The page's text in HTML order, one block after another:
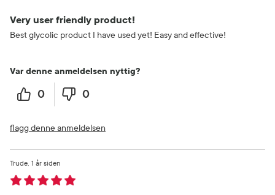
Very user friendly product!
Best glycolic product I have used yet! Easy and effective!
Var denne anmeldelsen nyttig?
0 0
flagg denne anmeldelsen
1 år siden
Trude